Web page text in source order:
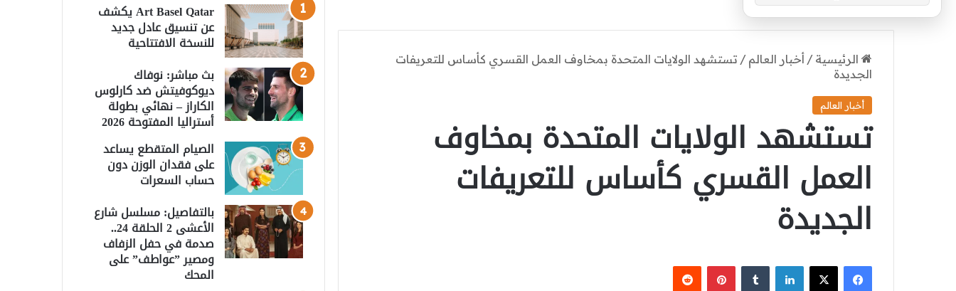
الرئيسية / أخبار العالم / تستشهد الولايات المتحدة بمخاوف العمل القسري كأساس للتعريفات
الجديدة
أخبار العالم
تستشهد الولايات المتحدة بمخاوف
العمل القسري كأساس للتعريفات
الجديدة
فيسبوك
‫X لينكدإن بينتيريست
Art Basel Qatar يكشف
عن تنسيق عادل جديد
للنسخة الافتتاحية
بث مباشر: نوفاك
ديوكوفيتش ضد كارلوس
الكاراز – نهائي بطولة
أستراليا المفتوحة 2026
الصيام المتقطع يساعد
على فقدان الوزن دون
حساب السعرات
بالتفاصيل: مسلسل شارع
الأعشى 2 الحلقة 24..
صدمة في حفل الزفاف
ومصير ”عواطف” على
المحك